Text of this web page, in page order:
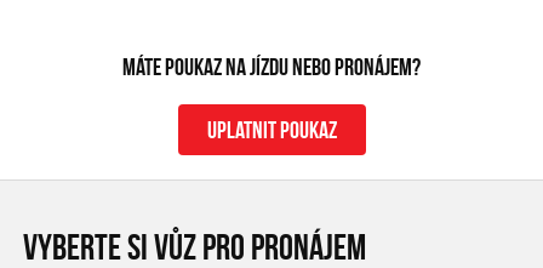
Máte poukaz na jízdu nebo pronájem?
uplatnit poukaz
VYBERTE SI VŮZ PRO PRONÁJEM